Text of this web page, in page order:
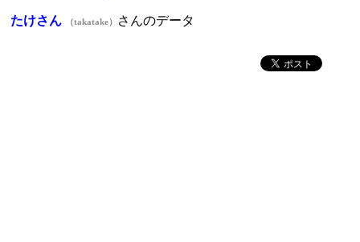
たけさん （takatake） さんのデータ